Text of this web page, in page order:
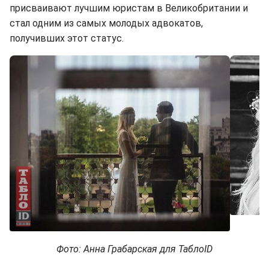
присваивают лучшим юристам в Великобритании и
стал одним из самых молодых адвокатов,
получивших этот статус.
Фото: Анна Грабарская для ТаблоID